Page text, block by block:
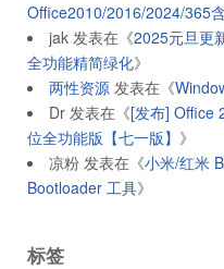
Office2010/2016/2024/365
jak 发表在《2025元旦更
全功能精简绿化》
两性资源 发表在《
Dr 发表在《[发布] Office
位全功能版【七一版】 》
凉粉 发表在《小米/红米
Bootloader 工具》
标签